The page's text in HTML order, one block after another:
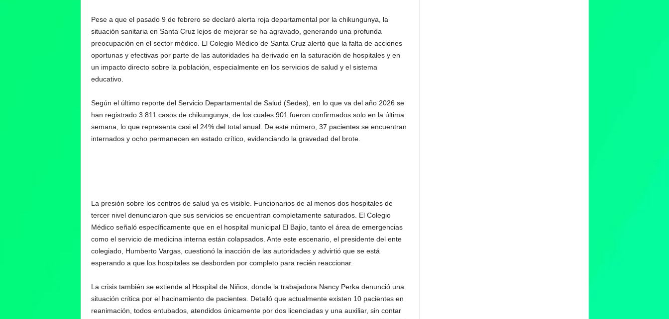
Pese a que el pasado 9 de febrero se declaró alerta roja departamental por la chikungunya, la
situación sanitaria en Santa Cruz lejos de mejorar se ha agravado, generando una profunda
preocupación en el sector médico. El Colegio Médico de Santa Cruz alertó que la falta de acciones
oportunas y efectivas por parte de las autoridades ha derivado en la saturación de hospitales y en
un impacto directo sobre la población, especialmente en los servicios de salud y el sistema
educativo.
Según el último reporte del Servicio Departamental de Salud (Sedes), en lo que va del año 2026 se
han registrado 3.811 casos de chikungunya, de los cuales 901 fueron confirmados solo en la última
semana, lo que representa casi el 24% del total anual. De este número, 37 pacientes se encuentran
internados y ocho permanecen en estado crítico, evidenciando la gravedad del brote.
La presión sobre los centros de salud ya es visible. Funcionarios de al menos dos hospitales de
tercer nivel denunciaron que sus servicios se encuentran completamente saturados. El Colegio
Médico señaló específicamente que en el hospital municipal El Bajío, tanto el área de emergencias
como el servicio de medicina interna están colapsados. Ante este escenario, el presidente del ente
colegiado, Humberto Vargas, cuestionó la inacción de las autoridades y advirtió que se está
esperando a que los hospitales se desborden por completo para recién reaccionar.
La crisis también se extiende al Hospital de Niños, donde la trabajadora Nancy Perka denunció una
situación crítica por el hacinamiento de pacientes. Detalló que actualmente existen 10 pacientes en
reanimación, todos entubados, atendidos únicamente por dos licenciadas y una auxiliar, sin contar